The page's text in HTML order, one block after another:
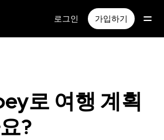
로그인 가입하기
로 여행 계획
?